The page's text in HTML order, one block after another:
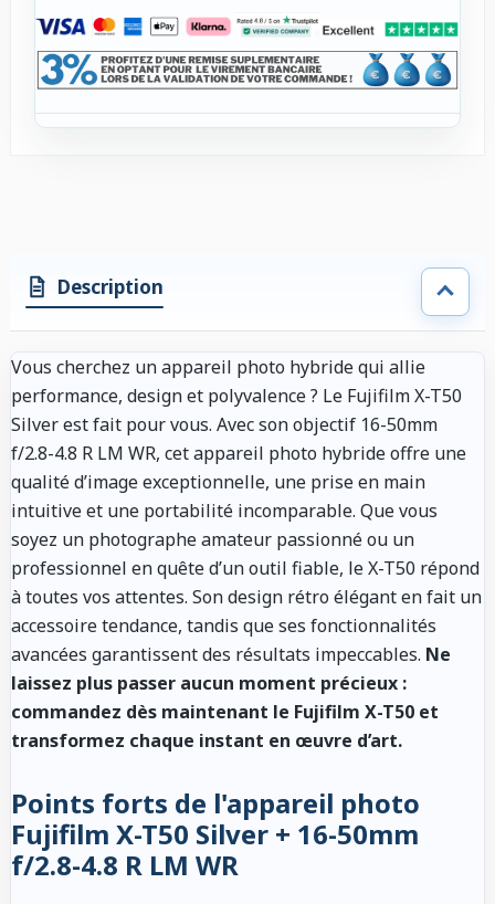
Description
Vous cherchez un appareil photo hybride qui allie
performance, design et polyvalence ? Le Fujifilm X-T50
Silver est fait pour vous. Avec son objectif 16-50mm
f/2.8-4.8 R LM WR, cet appareil photo hybride offre une
qualité d’image exceptionnelle, une prise en main
intuitive et une portabilité incomparable. Que vous
soyez un photographe amateur passionné ou un
professionnel en quête d’un outil fiable, le X-T50 répond
à toutes vos attentes. Son design rétro élégant en fait un
accessoire tendance, tandis que ses fonctionnalités
avancées garantissent des résultats impeccables. Ne
laissez plus passer aucun moment précieux :
commandez dès maintenant le Fujifilm X-T50 et
transformez chaque instant en œuvre d’art.
Points forts de l'appareil photo
Fujifilm X-T50 Silver + 16-50mm
f/2.8-4.8 R LM WR